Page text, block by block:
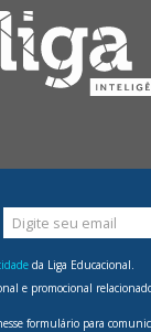
Digite seu email
da Liga Educacional.
e promocional
formulário para